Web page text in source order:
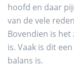
hoofd en daar
van de vele
Bovendien is het
is. Vaak is dit
balans is.